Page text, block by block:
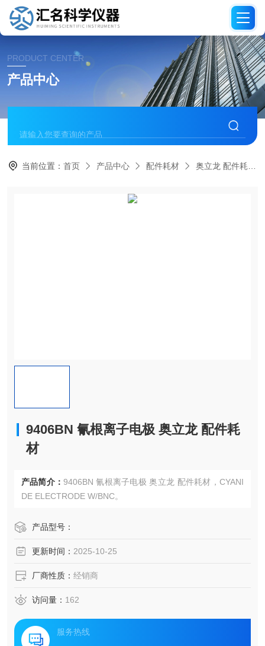
PRODUCT CENTER
产品中心
当前位置：首页 产品中心 配件耗材 奥立龙 配件耗材
9406BN 氰根离子电极 奥立龙 配件耗
材
产品简介： 9406BN 氰根离子电极 奥立龙 配件耗材，CYANI
DE ELECTRODE W/BNC。
产品型号：
更新时间： 2025-10-25
厂商性质： 经销商
访问量： 162
服务热线